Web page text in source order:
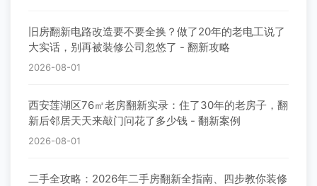
旧房翻新电路改造要不要全换？做了20年的老电工说了
大实话，别再被装修公司忽悠了 - 翻新攻略
2026-08-01
西安莲湖区76㎡老房翻新实录：住了30年的老房子，翻
新后邻居天天来敲门问花了多少钱 - 翻新案例
2026-08-01
二手全攻略：2026年二手房翻新全指南、四步教你装修